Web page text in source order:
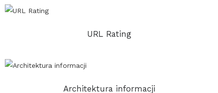
URL Rating
Architektura informacji